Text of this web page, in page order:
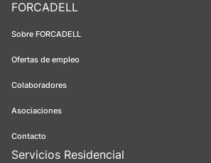
FORCADELL
Sobre FORCADELL
Ofertas de empleo
Colaboradores
Asociaciones
Contacto
Servicios Residencial